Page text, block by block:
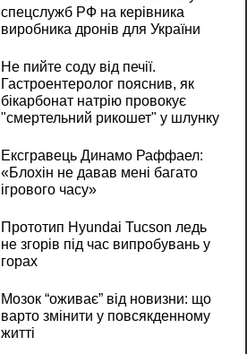
спецслужб РФ на керівника
виробника дронів для України
Не пийте соду від печії.
Гастроентеролог пояснив, як
бікарбонат натрію провокує
"смертельний рикошет" у шлунку
Ексгравець Динамо Раффаел:
«Блохін не давав мені багато
ігрового часу»
Прототип Hyundai Tucson ледь
не згорів під час випробувань у
горах
Мозок “оживає” від новизни: що
варто змінити у повсякденному
житті